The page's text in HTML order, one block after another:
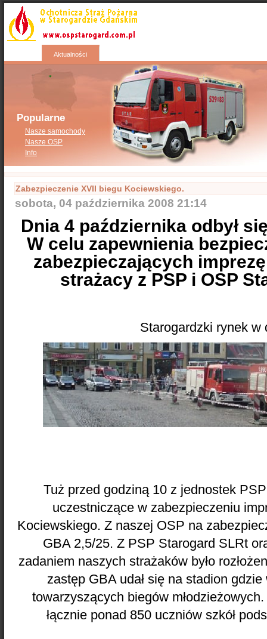
Aktualności
Popularne
Nasze samochody
Nasze OSP
Info
Zabezpieczenie XVII biegu Kociewskiego.
sobota, 04 października 2008 21:14
Dnia 4 października odbył
W celu zapewnienia
zabezpieczających
strażacy z PSP i OSP
Starogardzki rynek w
Tuż przed godziną 10 z jednostek
uczestniczące w zabezpieczeniu
Kociewskiego. Z naszej OSP na
GBA 2,5/25. Z PSP Starogard SLRt
zadaniem naszych strażaków było
zastęp GBA udał się na stadion
towarzyszących biegów
łącznie ponad 850 uczniów szkół